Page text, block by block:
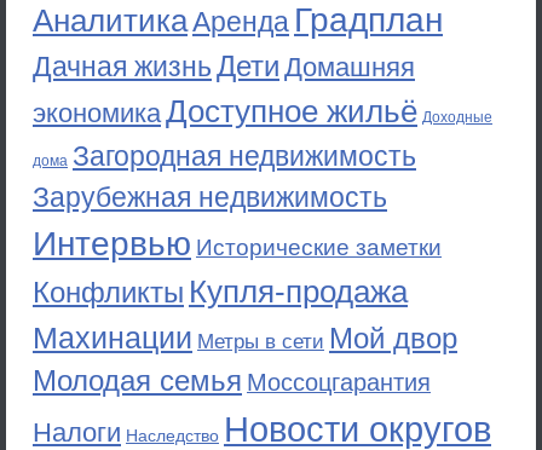
АналитикаАренда Градплан
Дачная жизньДети Домашняя
экономикаДоступное жильё Доходные
дома Загородная недвижимость
Зарубежная недвижимость
Интервью Исторические заметки
Конфликты Купля-продажа
Махинации Метры в сети Мой двор
Молодая семья Моссоцгарантия
Налоги Наследство Новости округов